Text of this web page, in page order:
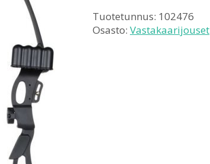
Tuotetunnus: 102476
Osasto: Vastakaarijouset